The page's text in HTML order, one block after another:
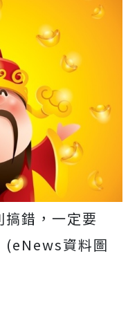
錯，一定要
(eNews資料圖